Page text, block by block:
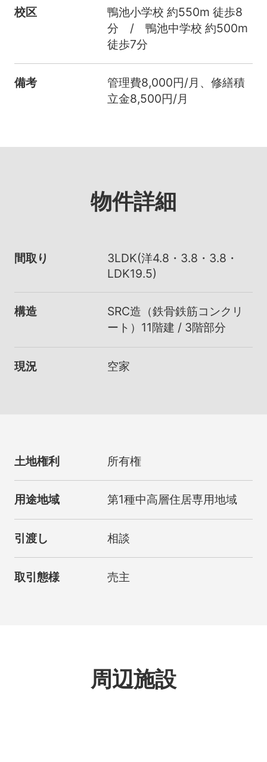
校区
鴨池小学校 約550m 徒歩8
分 / 鴨池中学校 約500m
徒歩7分
備考
管理費8,000円/月、修繕積
立金8,500円/月
物件詳細
間取り
3LDK(洋4.8・3.8・3.8・
LDK19.5)
構造
SRC造（鉄骨鉄筋コンクリ
ート）11階建 / 3階部分
現況 空家
土地権利 所有権
用途地域 第1種中高層住居専用地域
引渡し 相談
取引態様 売主
周辺施設